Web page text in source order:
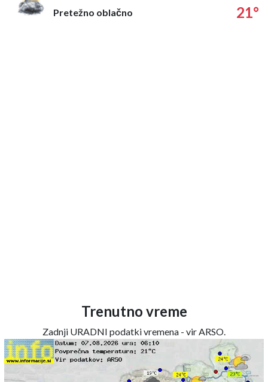
Pretežno oblačno
21°
Trenutno vreme
Zadnji URADNI podatki vremena - vir ARSO.